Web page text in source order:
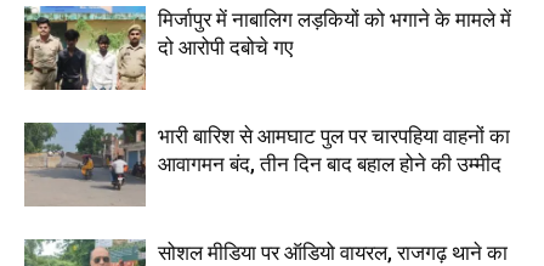
मिर्जापुर में नाबालिग लड़कियों को भगाने के मामले में
दो आरोपी दबोचे गए
भारी बारिश से आमघाट पुल पर चारपहिया वाहनों का
आवागमन बंद, तीन दिन बाद बहाल होने की उम्मीद
सोशल मीडिया पर ऑडियो वायरल, राजगढ़ थाने का